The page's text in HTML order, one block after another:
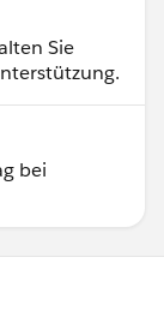
Sie
bei